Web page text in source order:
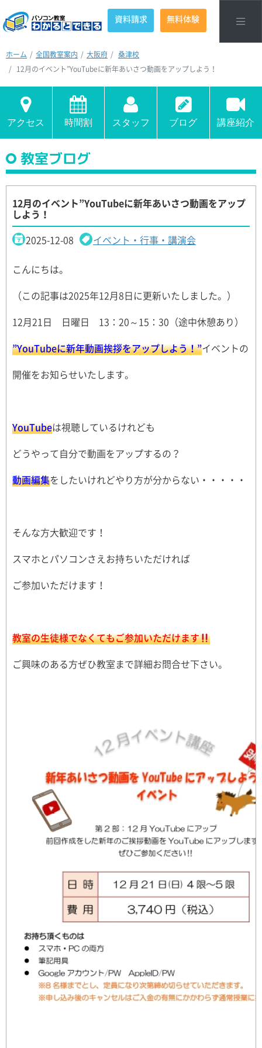
資料請求 無料体験
ホーム 全国教室案内 大阪府
桑津校
12月のイベント”YouTubeに新年あいさつ動画をアップしよう！
アクセス 時間割 スタッフ ブログ 講座紹介
教室ブログ
12月のイベント”YouTubeに新年あいさつ動画をアップ
しよう！
2025-12-08
イベント・行事・講演会
こんにちは。
（この記事は2025年12月8日に更新いたしました。）
12月21日 日曜日 13：20～15：30（途中休憩あり）
”YouTubeに新年動画挨拶をアップしよう！”イベントの
開催をお知らせいたします。
YouTubeは視聴しているけれども
どうやって自分で動画をアップするの？
動画編集をしたいけれどやり方が分からない・・・・・
そんな方大歓迎です！
スマホとパソコンさえお持ちいただければ
ご参加いただけます！
教室の生徒様でなくてもご参加いただけます
ご興味のある方ぜひ教室まで詳細お問合せ下さい。